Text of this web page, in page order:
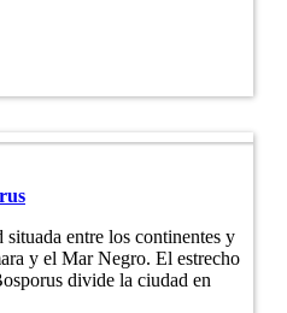
entre los continentes y
y el Mar Negro. El estrecho
divide la ciudad en